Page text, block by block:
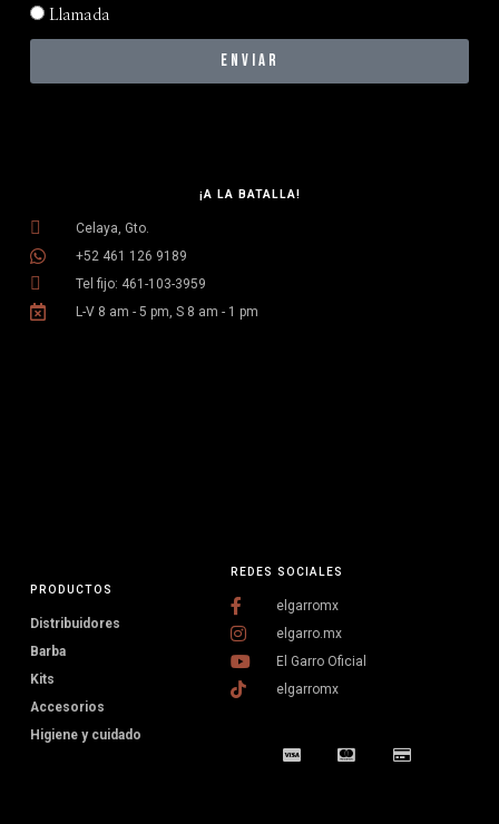
¡A LA BATALLA!
Celaya, Gto.
+52 461 126 9189
Tel fijo: 461-103-3959
L-V 8 am - 5 pm, S 8 am - 1 pm
Llamada
Enviar
REDES SOCIALES
elgarromx
elgarro.mx
El Garro Oficial
elgarromx
PRODUCTOS
Distribuidores
Barba
Kits
Accesorios
Higiene y cuidado